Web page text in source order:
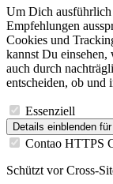
Um Dich
Empfehlungen
Cookies und
kannst Du einsehen,
auch durch
entscheiden, ob und
Essenziell
Details einblenden für
Contao HTTPS
Schützt vor Cross-